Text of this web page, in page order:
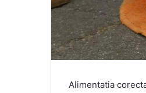
Alimentatia